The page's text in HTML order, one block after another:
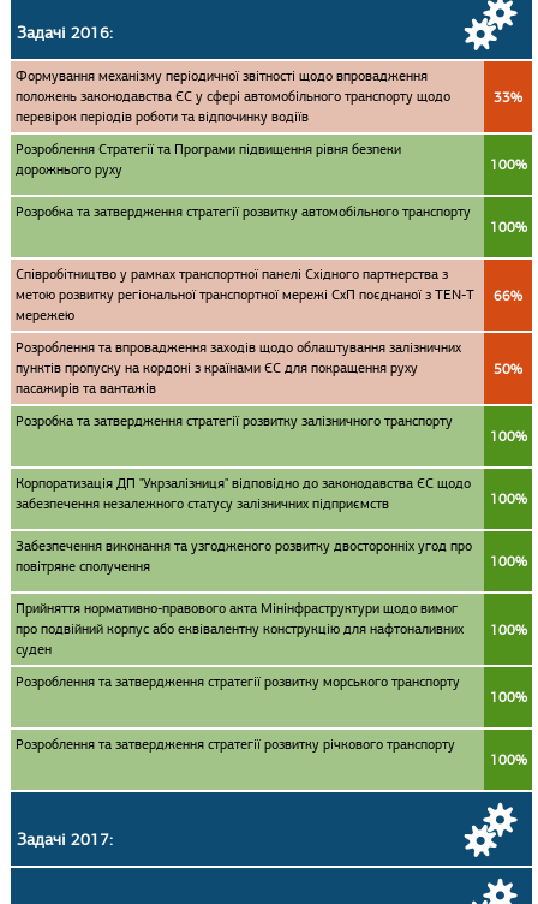
Задачі 2016:
Формування механізму періодичної звітності щодо впровадження
положень законодавства ЄС у сфері автомобільного транспорту щодо
перевірок періодів роботи та відпочинку водіїв
33%
Розроблення Стратегії та Програми підвищення рівня безпеки
дорожнього руху
100%
Розробка та затвердження стратегії розвитку автомобільного транспорту
100%
Співробітництво у рамках транспортної панелі Східного партнерства з
метою розвитку регіональної транспортної мережі СхП поєднаної з TEN-T
мережею
66%
Розроблення та впровадження заходів щодо облаштування залізничних
пунктів пропуску на кордоні з країнами ЄС для покращення руху
пасажирів та вантажів
50%
Розробка та затвердження стратегії розвитку залізничного транспорту
100%
Корпоратизація ДП "Укрзалізниця" відповідно до законодавства ЄС щодо
забезпечення незалежного статусу залізничних підприємств
100%
Забезпечення виконання та узгодженого розвитку двосторонніх угод про
повітряне сполучення
100%
Прийняття нормативно-правового акта Мінінфраструктури щодо вимог
про подвійний корпус або еквівалентну конструкцію для нафтоналивних
суден
100%
Розроблення та затвердження стратегії розвитку морського транспорту
100%
Розроблення та затвердження стратегії розвитку річкового транспорту
100%
Задачі 2017: